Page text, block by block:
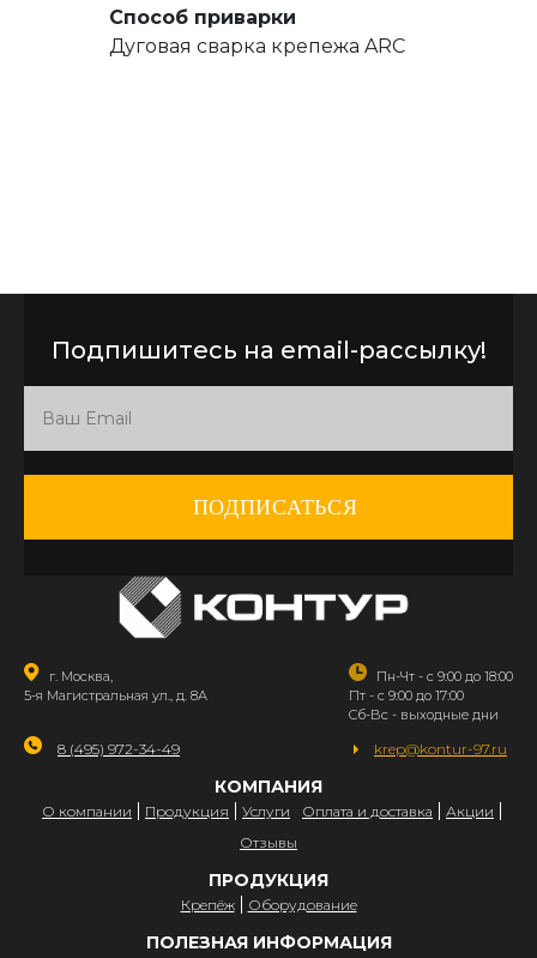
Способ приварки
Дуговая сварка крепежа ARC
Подпишитесь на email-рассылку!
ПОДПИСАТЬСЯ
г. Москва,
5-я Магистральная ул., д. 8А
Пн-Чт - с 9:00 до 18:00
Пт - с 9:00 до 17:00
Сб-Вс - выходные дни
8 (495) 972-34-49 krep@kontur-97.ru
КОМПАНИЯ
О компании Продукция Услуги Оплата и доставка
Акции
Отзывы
ПРОДУКЦИЯ
Крепёж Оборудование
ПОЛЕЗНАЯ ИНФОРМАЦИЯ